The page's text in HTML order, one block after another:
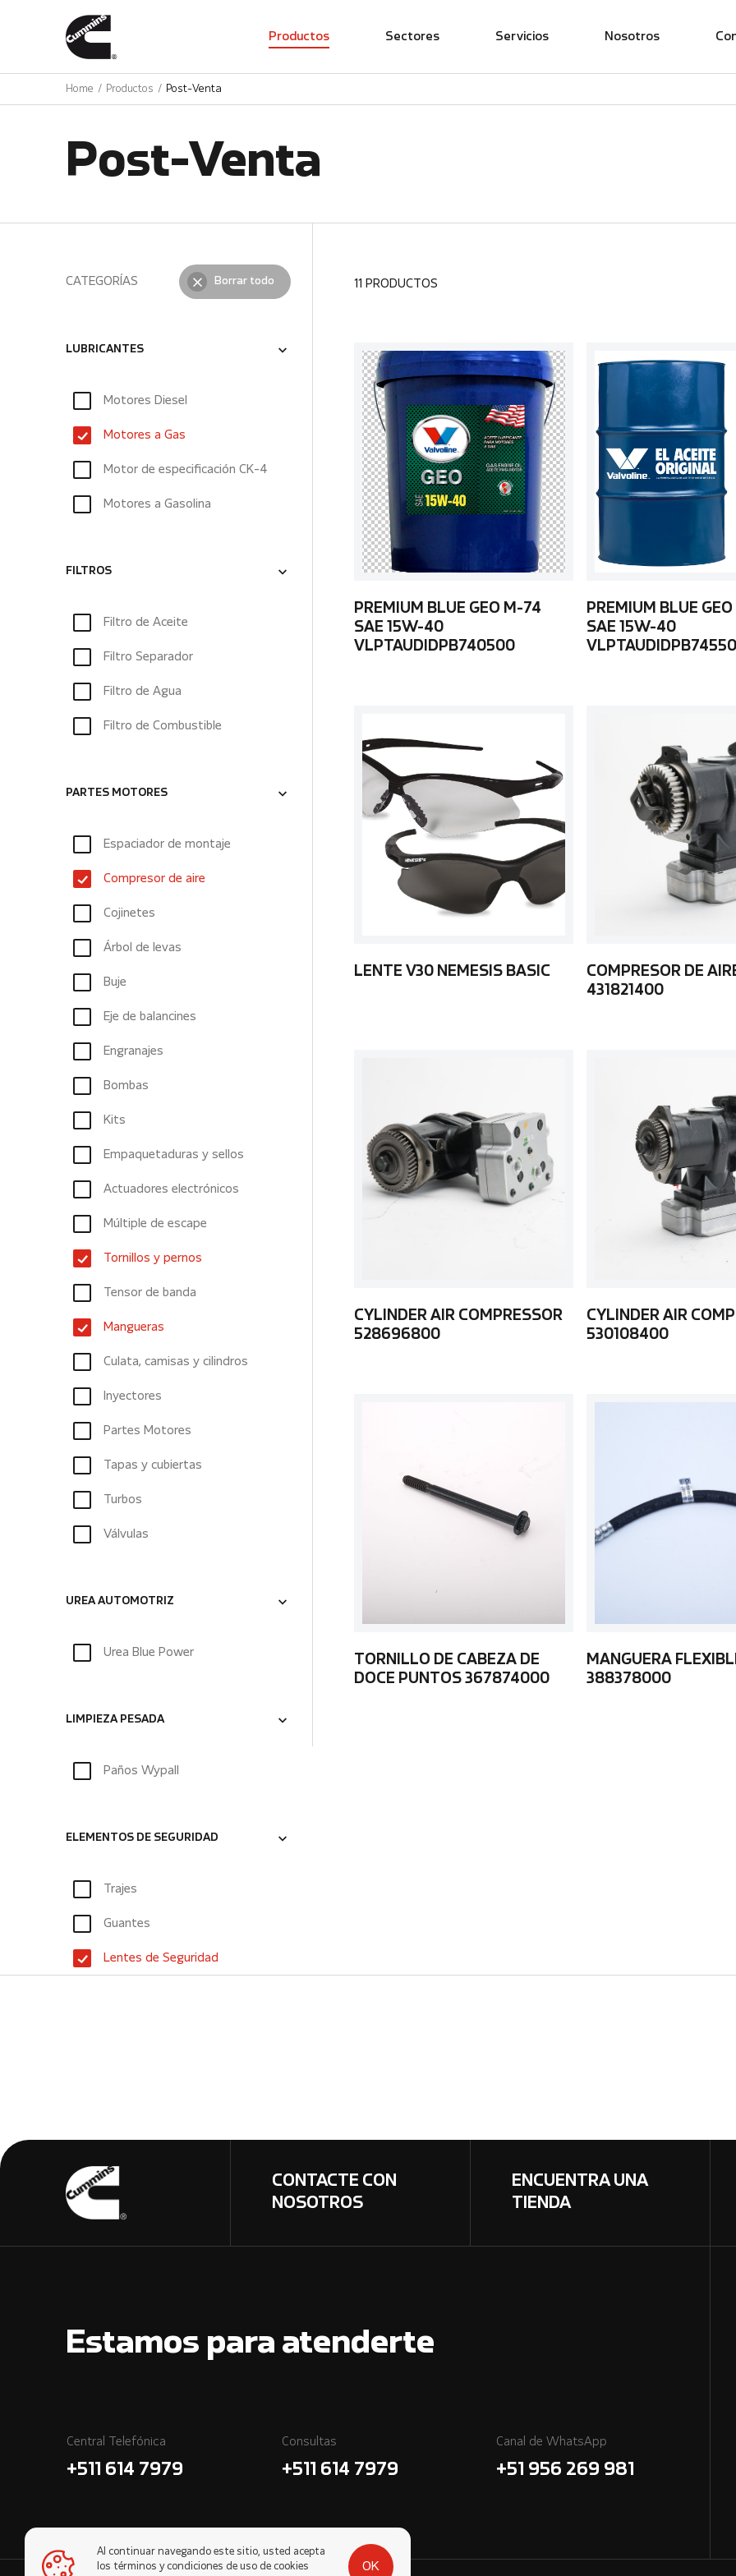
Productos Sectores Servicios Nosotros
Home Productos Post-Venta
Post-Venta
CATEGORÍAS Borrar todo
LUBRICANTES
Motores Diesel
Motores a Gas
Motor de especificación CK-4
Motores a Gasolina
FILTROS
Filtro de Aceite
Filtro Separador
Filtro de Agua
Filtro de Combustible
PARTES MOTORES
Espaciador de montaje
Compresor de aire
Cojinetes
Árbol de levas
Buje
Eje de balancines
Engranajes
Bombas
Kits
Empaquetaduras y sellos
Actuadores electrónicos
Múltiple de escape
Tornillos y pernos
Tensor de banda
Mangueras
Culata, camisas y cilindros
Inyectores
Partes Motores
Tapas y cubiertas
Turbos
Válvulas
UREA AUTOMOTRIZ
Urea Blue Power
LIMPIEZA PESADA
Paños Wypall
ELEMENTOS DE SEGURIDAD
Trajes
Guantes
Lentes de Seguridad
11 PRODUCTOS
PREMIUM BLUE GEO M-74
SAE 15W-40
VLPTAUDIDPB740500
PREMIUM BLUE
SAE 15W-40
LENTE V30 NEMESIS BASIC
COMPRESOR DE
431821400
CYLINDER AIR COMPRESSOR
528696800
CYLINDER AIR
530108400
TORNILLO DE CABEZA DE
DOCE PUNTOS 367874000
MANGUERA
388378000
CONTACTE CON
NOSOTROS
ENCUENTRA UNA
TIENDA
Estamos para atenderte
Central Telefónica
+511 614 7979
Consultas
+511 614 7979
Canal de WhatsApp
+51 956 269 981
Al continuar navegando este sitio, usted acepta
los términos y condiciones de uso de cookies
OK